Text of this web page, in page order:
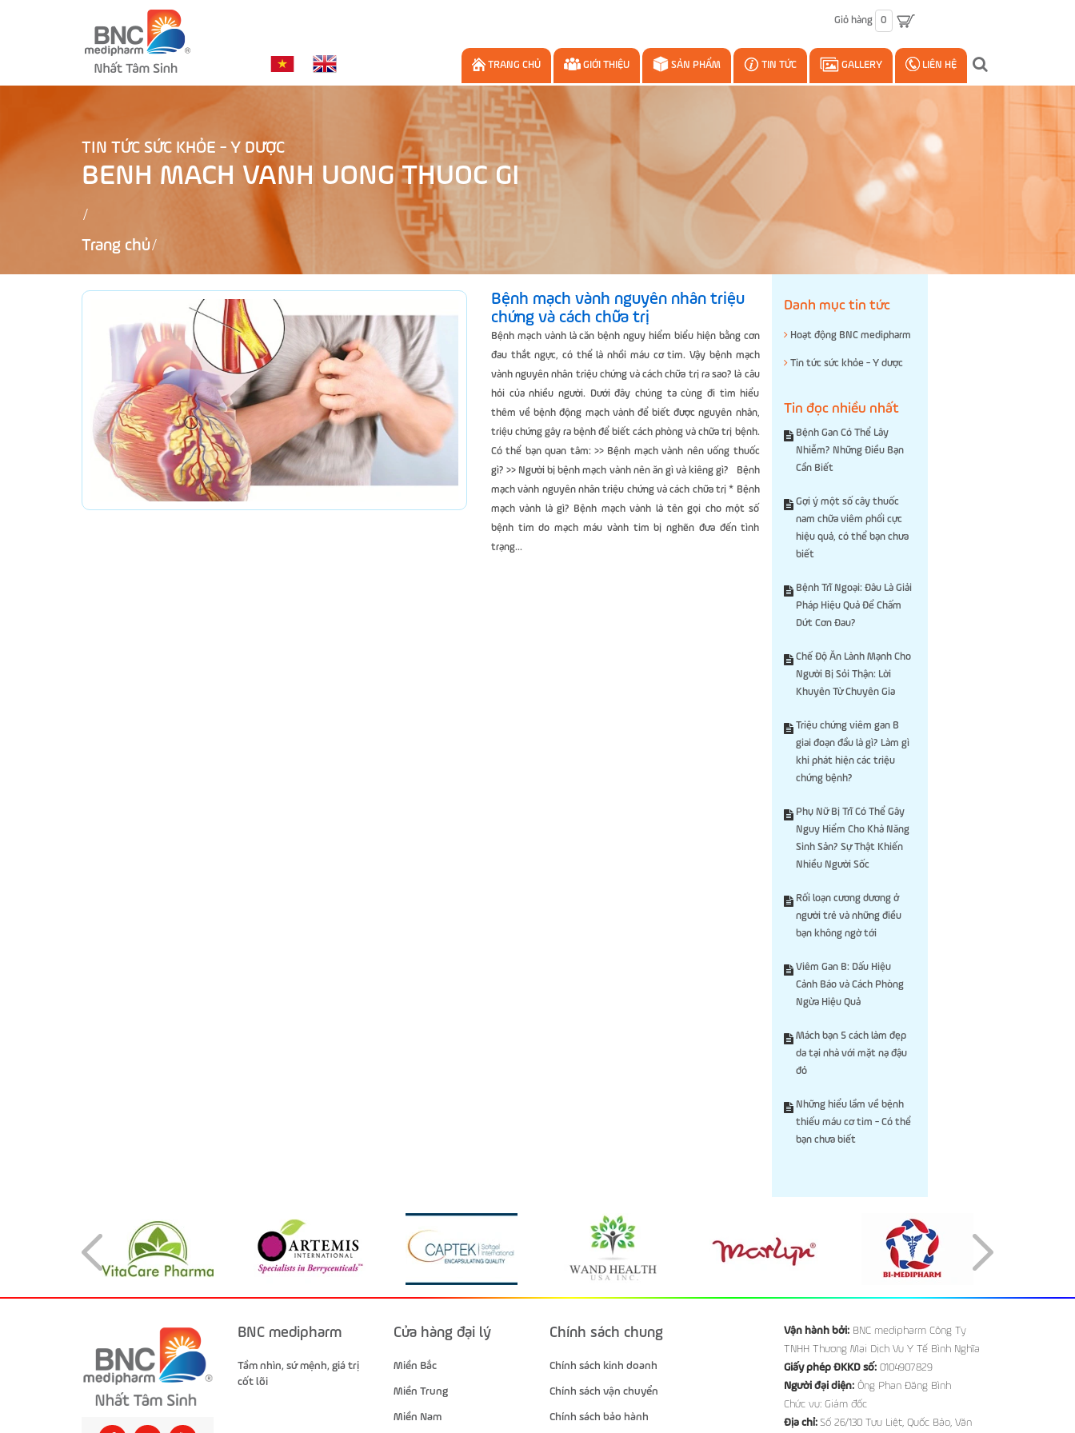
Giỏ hàng 0
TRANG CHỦ GIỚI THIỆU SẢN PHẨM TIN TỨC GALLERY LIÊN HỆ
TIN TỨC SỨC KHỎE - Y DƯỢC
BENH MACH VANH UONG THUOC GI
Trang chủ
Bệnh mạch vành nguyên nhân triệu
chứng và cách chữa trị
Bệnh mạch vành là căn bệnh nguy hiểm biểu hiện bằng cơn
đau thắt ngực, có thể là nhồi máu cơ tim. Vậy bệnh mạch
vành nguyên nhân triệu chứng và cách chữa trị ra sao? là câu
hỏi của nhiều người. Dưới đây chúng ta cùng đi tìm hiểu
thêm về bệnh động mạch vành để biết được nguyên nhân,
triệu chứng gây ra bệnh để biết cách phòng và chữa trị bệnh.
Có thể bạn quan tâm: >> Bệnh mạch vành nên uống thuốc
gì? >> Người bị bệnh mạch vành nên ăn gì và kiêng gì? Bệnh
mạch vành nguyên nhân triệu chứng và cách chữa trị * Bệnh
mạch vành là gì? Bệnh mạch vành là tên gọi cho một số
bệnh tim do mạch máu vành tim bị nghẽn đưa đến tình
trạng...
Danh mục tin tức
Hoạt động BNC medipharm
Tin tức sức khỏe - Y dược
Tin đọc nhiều nhất
Bệnh Gan Có Thể Lây
Nhiễm? Những Điều Bạn
Cần Biết
Gợi ý một số cây thuốc
nam chữa viêm phổi cực
hiệu quả, có thể bạn chưa
biết
Bệnh Trĩ Ngoại: Đâu Là Giải
Pháp Hiệu Quả Để Chấm
Dứt Cơn Đau?
Chế Độ Ăn Lành Mạnh Cho
Người Bị Sỏi Thận: Lời
Khuyên Từ Chuyên Gia
Triệu chứng viêm gan B
giai đoạn đầu là gì? Làm gì
khi phát hiện các triệu
chứng bệnh?
Phụ Nữ Bị Trĩ Có Thể Gây
Nguy Hiểm Cho Khả Năng
Sinh Sản? Sự Thật Khiến
Nhiều Người Sốc
Rối loạn cương dương ở
người trẻ và những điều
bạn không ngờ tới
Viêm Gan B: Dấu Hiệu
Cảnh Báo và Cách Phòng
Ngừa Hiệu Quả
Mách bạn 5 cách làm đẹp
da tại nhà với mặt nạ đậu
đỏ
Những hiểu lầm về bệnh
thiếu máu cơ tim - Có thể
bạn chưa biết
BNC medipharm
Tầm nhìn, sứ mệnh, giá trị
cốt lõi
Cửa hàng đại lý
Miền Bắc
Miền Trung
Miền Nam
Chính sách chung
Chính sách kinh doanh
Chính sách vận chuyển
Chính sách bảo hành
Vận hành bởi: BNC medipharm Công Ty
TNHH Thương Mại Dịch Vụ Y Tế Bình Nghĩa
Giấy phép ĐKKD số: 0104907829
Người đại diện: Ông Phan Đăng Bình
Chức vụ: Giám đốc
Địa chỉ: Số 26/130 Tựu Liệt, Quốc Bảo, Văn